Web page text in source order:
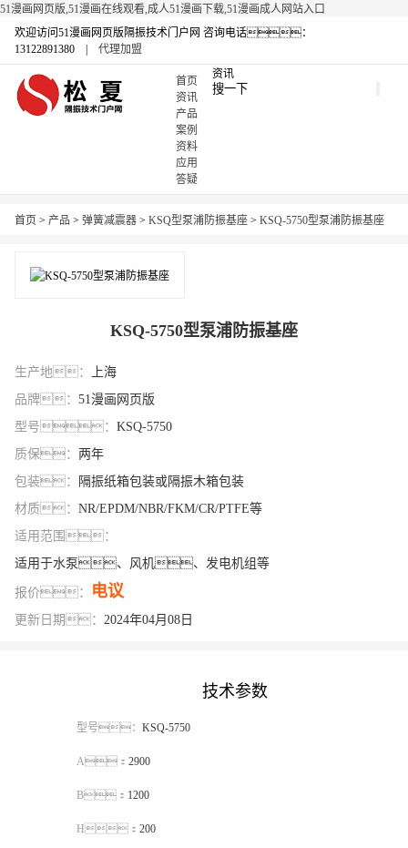
51漫画网页版,51漫画在线观看,成人51漫画下载,51漫画成人网站入口
欢迎访问51漫画网页版隔振技术门户网 咨询电话：
13122891380 | 代理加盟
首页
资讯
产品
案例
资料
应用
答疑
资讯
首页 > 产品 > 弹簧减震器 > KSQ型泵浦防振基座 > KSQ-5750型泵浦防振基座
KSQ-5750型泵浦防振基座
生产地：
上海
品牌： 51漫画网页版
型号： KSQ-5750
质保： 两年
包装：
隔振纸箱包装或隔振木箱包装
材质： NR/EPDM/NBR/FKM/CR/PTFE等
适用范围：
适用于水泵、风机、发电机组等
报价： 电议
更新日期： 2024年04月08日
技术参数
型号： KSQ-5750
A： 2900
B： 1200
H： 200